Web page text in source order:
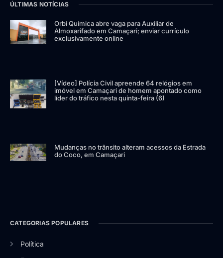
ÚLTIMAS NOTÍCIAS
Orbi Química abre vaga para Auxiliar de
Almoxarifado em Camaçari; enviar currículo
exclusivamente online
[Vídeo] Polícia Civil apreende 64 relógios em
imóvel em Camaçari de homem apontado como
líder do tráfico nesta quinta-feira (6)
Mudanças no trânsito alteram acessos da Estrada
do Coco, em Camaçari
CATEGORIAS POPULARES
Política